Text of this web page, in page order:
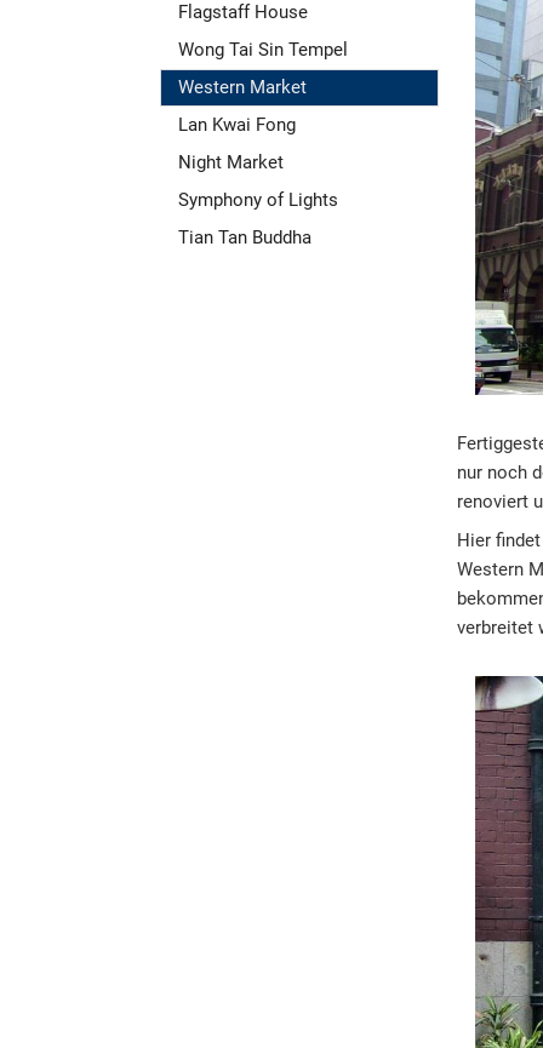
Flagstaff House
Wong Tai Sin Tempel
Western Market
Lan Kwai Fong
Night Market
Symphony of Lights
Tian Tan Buddha
nur noch
renoviert
Hier
Western
verbreitet